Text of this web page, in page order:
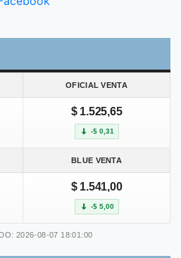
OFICIAL VENTA
$ 1.525,65
-$ 0,31
BLUE VENTA
$ 1.541,00
-$ 5,00
2026-08-07 18:01:00